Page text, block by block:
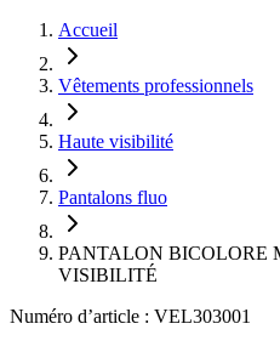
Accueil
Vêtements professionnels
Haute visibilité
Pantalons fluo
PANTALON BICOLORE
VISIBILITÉ
Numéro d’article : VEL303001